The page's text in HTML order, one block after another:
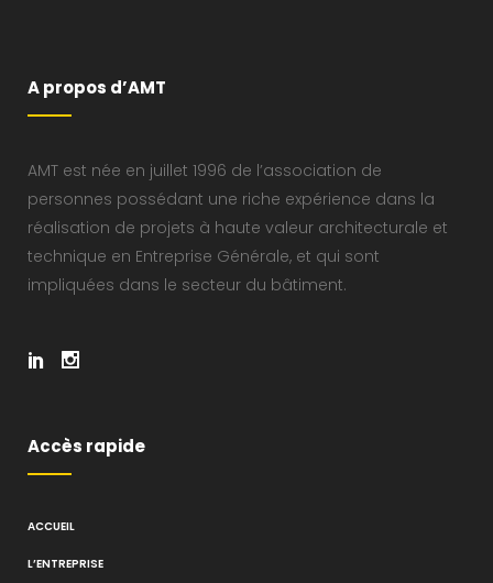
A propos d’AMT
AMT est née en juillet 1996 de l’association de
personnes possédant une riche expérience dans la
réalisation de projets à haute valeur architecturale et
technique en Entreprise Générale, et qui sont
impliquées dans le secteur du bâtiment.
Accès rapide
ACCUEIL
L’ENTREPRISE